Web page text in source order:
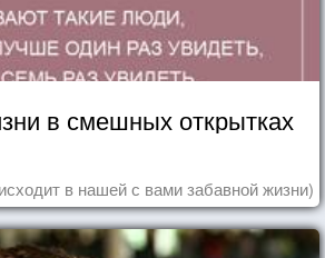
в смешных открытках
в нашей с вами забавной жизни)